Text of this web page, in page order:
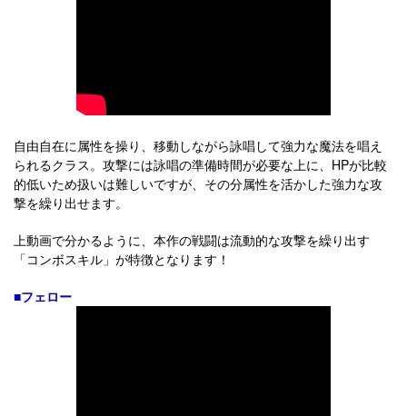
自由自在に属性を操り、移動しながら詠唱して強力な魔法を唱え
られるクラス。攻撃には詠唱の準備時間が必要な上に、HPが比較
的低いため扱いは難しいですが、その分属性を活かした強力な攻
撃を繰り出せます。
上動画で分かるように、本作の戦闘は流動的な攻撃を繰り出す
「コンボスキル」が特徴となります！
■フェロー